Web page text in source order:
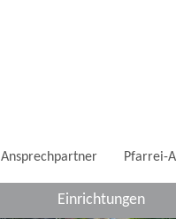
Ansprechpartner Pfarrei-
Einrichtungen